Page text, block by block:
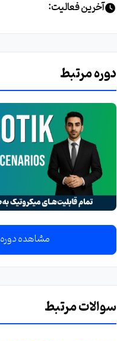
آخرین فعالیت:
دوره مرتبط
مشاهده دوره
سوالات مرتبط